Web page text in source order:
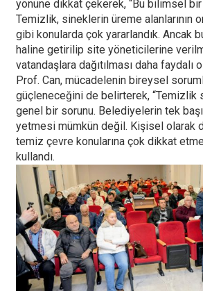
yönüne dikkat çekerek, “Bu bilimsel bir
Temizlik, sineklerin üreme alanlarının
gibi konularda çok yararlandık. Ancak
haline getirilip site yöneticilerine
vatandaşlara dağıtılması daha faydalı
Prof. Can, mücadelenin bireysel
güçleneceğini de belirterek, “Temizlik
genel bir sorunu. Belediyelerin tek
yetmesi mümkün değil. Kişisel olarak
temiz çevre konularına çok dikkat
kullandı.